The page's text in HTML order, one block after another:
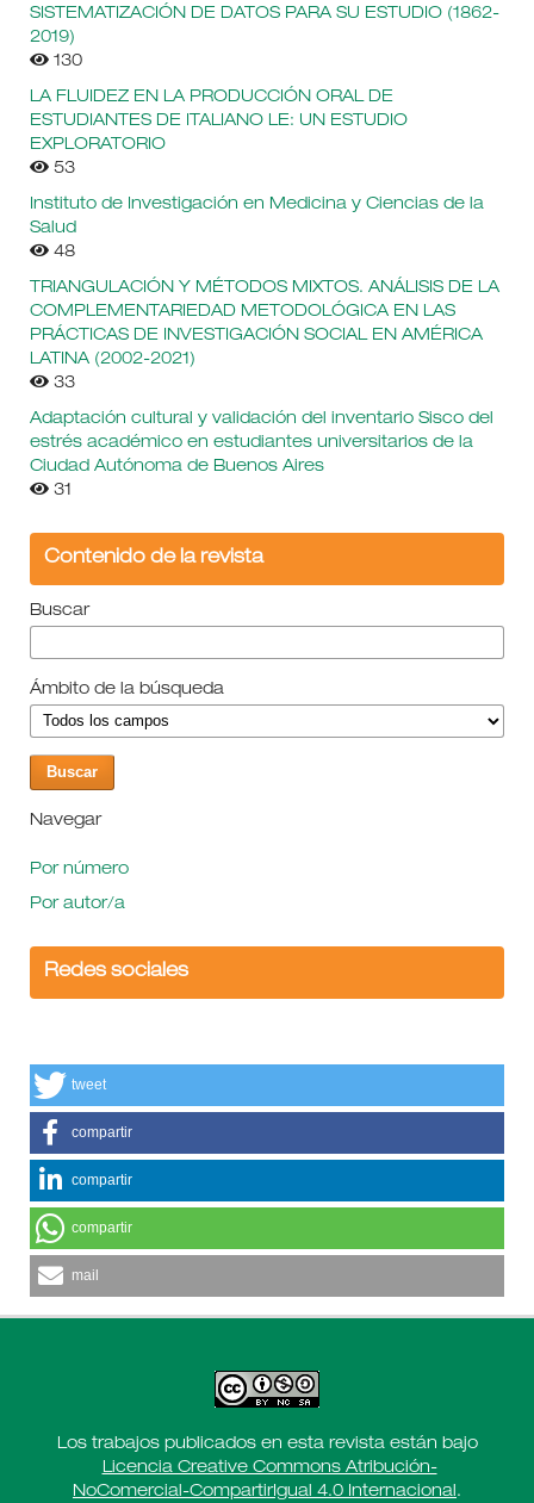
SISTEMATIZACIÓN DE DATOS PARA SU ESTUDIO (1862-
2019)
130
LA FLUIDEZ EN LA PRODUCCIÓN ORAL DE
ESTUDIANTES DE ITALIANO LE: UN ESTUDIO
EXPLORATORIO
53
Instituto de Investigación en Medicina y Ciencias de la
Salud
48
TRIANGULACIÓN Y MÉTODOS MIXTOS. ANÁLISIS DE LA
COMPLEMENTARIEDAD METODOLÓGICA EN LAS
PRÁCTICAS DE INVESTIGACIÓN SOCIAL EN AMÉRICA
LATINA (2002-2021)
33
Adaptación cultural y validación del inventario Sisco del
estrés académico en estudiantes universitarios de la
Ciudad Autónoma de Buenos Aires
31
Contenido de la revista
Buscar
Ámbito de la búsqueda
Navegar
Por número
Por autor/a
Redes sociales
tweet
compartir
compartir
compartir
mail
Los trabajos publicados en esta revista están bajo
Licencia Creative Commons Atribución-
NoComercial-CompartirIgual 4.0 Internacional.